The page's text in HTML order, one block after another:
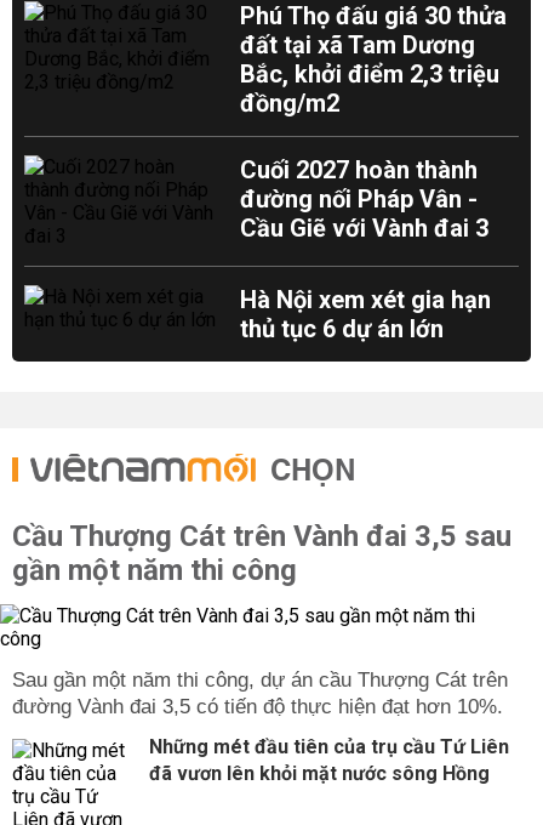
Phú Thọ đấu giá 30 thửa
đất tại xã Tam Dương
Bắc, khởi điểm 2,3 triệu
đồng/m2
Cuối 2027 hoàn thành
đường nối Pháp Vân -
Cầu Giẽ với Vành đai 3
Hà Nội xem xét gia hạn
thủ tục 6 dự án lớn
CHỌN
Cầu Thượng Cát trên Vành đai 3,5 sau
gần một năm thi công
Sau gần một năm thi công, dự án cầu Thượng Cát trên
đường Vành đai 3,5 có tiến độ thực hiện đạt hơn 10%.
Những mét đầu tiên của trụ cầu Tứ Liên
đã vươn lên khỏi mặt nước sông Hồng